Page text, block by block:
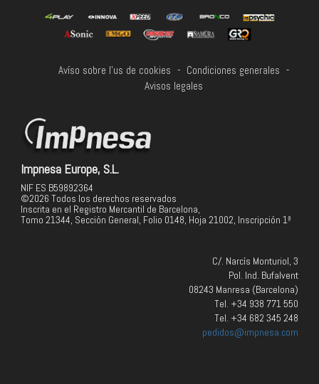
Avíso sobre l'us de cookies - Condiciones generales -
Avisos legales
Impnesa Europe, S.L.
NIF ES B59892364
©2026 Todos los derechos reservados
Inscrita en el Registro Mercantil de Barcelona,
Tomo 21344, Sección General, Folio 0148, Hoja 21002, Inscripción 1ª
C/. Narcís Monturiol, 3
Pol. Ind. Bufalvent
08243 Manresa (Barcelona)
Tel. +34 938 771 550
Tel. +34 682 345 248
pedidos@impnesa.com